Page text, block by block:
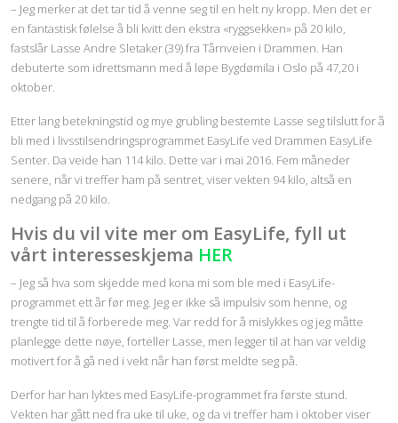
– Jeg merker at det tar tid å venne seg til en helt ny kropp. Men det er
en fantastisk følelse å bli kvitt den ekstra «ryggsekken» på 20 kilo,
fastslår Lasse Andre Sletaker (39) fra Tårnveien i Drammen. Han
debuterte som idrettsmann med å løpe Bygdømila i Oslo på 47,20 i
oktober.
Etter lang betekningstid og mye grubling bestemte Lasse seg tilslutt for å
bli med i livsstilsendringsprogrammet EasyLife ved Drammen EasyLife
Senter. Da veide han 114 kilo. Dette var i mai 2016. Fem måneder
senere, når vi treffer ham på sentret, viser vekten 94 kilo, altså en
nedgang på 20 kilo.
Hvis du vil vite mer om EasyLife, fyll ut
vårt interesseskjema HER
– Jeg så hva som skjedde med kona mi som ble med i EasyLife-
programmet ett år før meg. Jeg er ikke så impulsiv som henne, og
trengte tid til å forberede meg. Var redd for å mislykkes og jeg måtte
planlegge dette nøye, forteller Lasse, men legger til at han var veldig
motivert for å gå ned i vekt når han først meldte seg på.
Derfor har han lyktes med EasyLife-programmet fra første stund.
Vekten har gått ned fra uke til uke, og da vi treffer ham i oktober viser